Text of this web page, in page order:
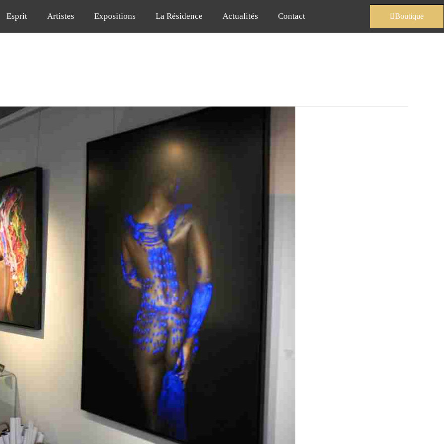
Esprit Artistes Expositions La Résidence Actualités Contact Boutique